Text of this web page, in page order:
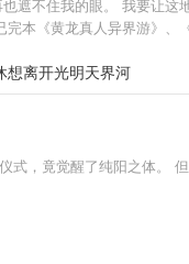
遮不住我的眼。 我要让
本《黄龙真人异界游》、
想离开光明天界河
式，竟觉醒了纯阳之体